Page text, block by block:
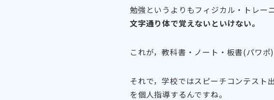
勉強というよりもフィジカル・トレーニ
文字通り体で覚えないといけない。
これが，教科書・ノート・板書(パワ
それで，学校ではスピーチコンテスト
を個人指導するんですね。